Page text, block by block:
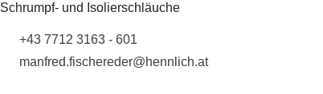
Schrumpf- und Isolierschläuche
+43 7712 3163 - 601
manfred.fischereder@hennlich.at